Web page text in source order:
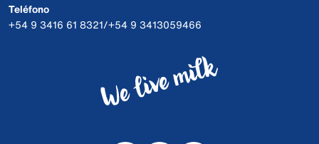
Teléfono
+54 9 3416 61 8321/+54 9 3413059466